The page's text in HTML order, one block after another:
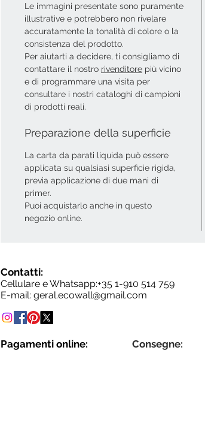
Le immagini presentate sono puramente
illustrative e potrebbero non rivelare
accuratamente la tonalità di colore o la
consistenza del prodotto.
Per aiutarti a decidere, ti consigliamo di
contattare il nostro rivenditore più vicino
e di programmare una visita per
consultare i nostri cataloghi di campioni
di prodotti reali.
Preparazione della superficie
La carta da parati liquida può essere
applicata su qualsiasi superficie rigida,
previa applicazione di due mani di
primer.
Puoi acquistarlo anche in questo
negozio online.
Contatti:
Cellulare e Whatsapp:+35 1-910 514 759
E-mail: geral.ecowall@gmail.com
Pagamenti online: Consegne: